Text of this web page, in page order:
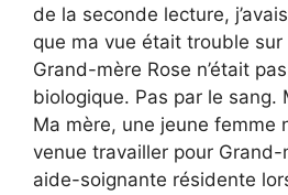
de la seconde lecture,
que ma vue était trouble sur
Grand-mère Rose n’était
biologique. Pas par le sang.
Ma mère, une jeune femme
venue travailler pour Grand-
aide-soignante résidente